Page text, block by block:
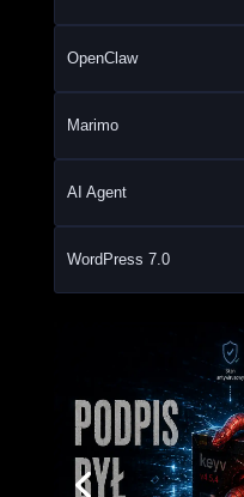
OpenClaw
Marimo
AI Agent
WordPress 7.0